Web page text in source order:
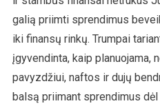
galią priimti sprendimus
iki finansų rinkų. Trumpai
įgyvendinta, kaip planuojama,
pavyzdžiui, naftos ir dujų
balsą priimant sprendimus